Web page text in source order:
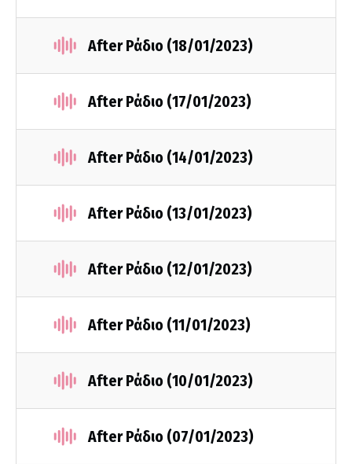
After Ράδιο (18/01/2023)
After Ράδιο (17/01/2023)
After Ράδιο (14/01/2023)
After Ράδιο (13/01/2023)
After Ράδιο (12/01/2023)
After Ράδιο (11/01/2023)
After Ράδιο (10/01/2023)
After Ράδιο (07/01/2023)